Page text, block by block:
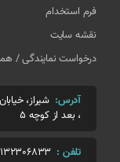
فرم استخدام
نقشه سایت
درخواست نمایندگی /
آدرس: شیراز،
، بعد از کوچه 5
تلفن :